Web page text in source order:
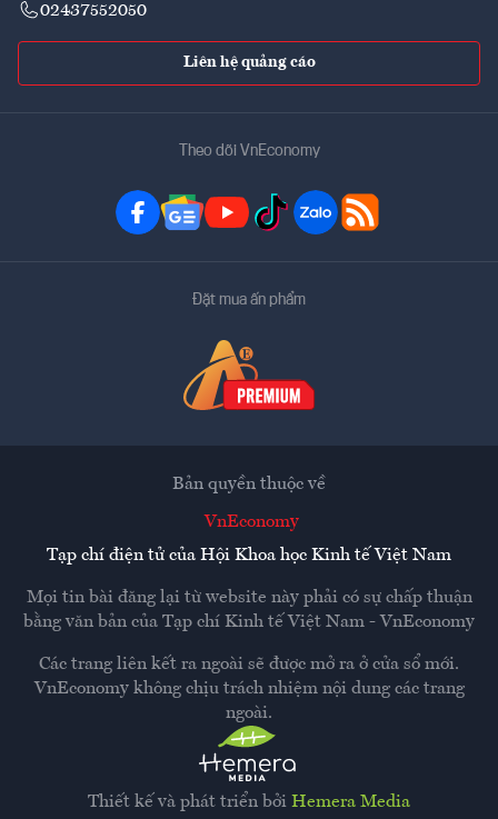
02437552050
Liên hệ quảng cáo
Theo dõi VnEconomy
Đặt mua ấn phẩm
Thiết kế và phát triển bởi Hemera Media
Bản quyền thuộc về
VnEconomy
Tạp chí điện tử của Hội Khoa học Kinh tế Việt Nam
Mọi tin bài đăng lại từ website này phải có sự chấp thuận
bằng văn bản của Tạp chí Kinh tế Việt Nam - VnEconomy
Các trang liên kết ra ngoài sẽ được mở ra ở cửa sổ mới.
VnEconomy không chịu trách nhiệm nội dung các trang
ngoài.